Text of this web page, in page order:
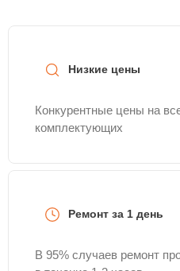
Низкие цены
Конкурентные цены на
комплектующих
Ремонт за 1 день
В 95% случаев ремонт